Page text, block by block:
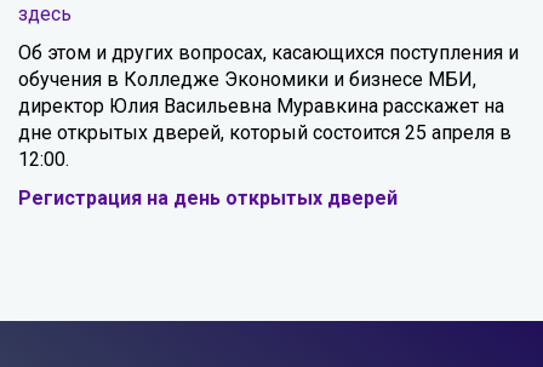
здесь
Об этом и других вопросах, касающихся поступления и
обучения в Колледже Экономики и бизнесе МБИ,
директор Юлия Васильевна Муравкина расскажет на
дне открытых дверей, который состоится 25 апреля в
12:00.
Регистрация на день открытых дверей